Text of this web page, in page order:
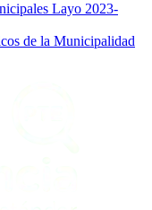
Layo 2023-
de la Municipalidad